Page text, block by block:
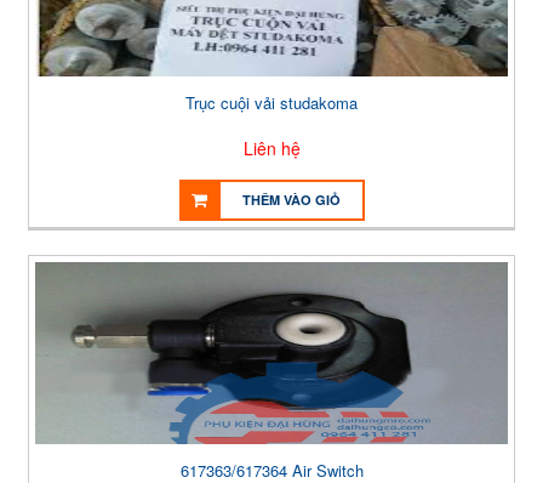
Trục cuội vải studakoma
Liên hệ
THÊM VÀO GIỎ
617363/617364 Air Switch